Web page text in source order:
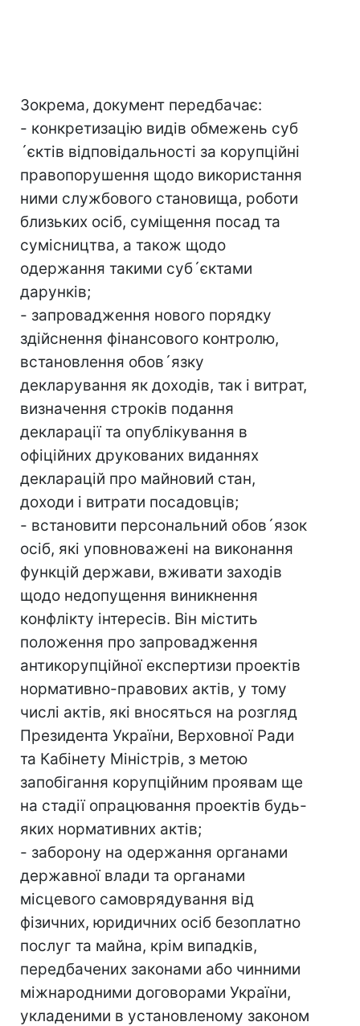
Зокрема, документ передбачає:
- конкретизацію видів обмежень суб
´єктів відповідальності за корупційні
правопорушення щодо використання
ними службового становища, роботи
близьких осіб, суміщення посад та
сумісництва, а також щодо
одержання такими суб´єктами
дарунків;
- запровадження нового порядку
здійснення фінансового контролю,
встановлення обов´язку
декларування як доходів, так і витрат,
визначення строків подання
декларації та опублікування в
офіційних друкованих виданнях
декларацій про майновий стан,
доходи і витрати посадовців;
- встановити персональний обов´язок
осіб, які уповноважені на виконання
функцій держави, вживати заходів
щодо недопущення виникнення
конфлікту інтересів. Він містить
положення про запровадження
антикорупційної експертизи проектів
нормативно-правових актів, у тому
числі актів, які вносяться на розгляд
Президента України, Верховної Ради
та Кабінету Міністрів, з метою
запобігання корупційним проявам ще
на стадії опрацювання проектів будь-
яких нормативних актів;
- заборону на одержання органами
державної влади та органами
місцевого самоврядування від
фізичних, юридичних осіб безоплатно
послуг та майна, крім випадків,
передбачених законами або чинними
міжнародними договорами України,
укладеними в установленому законом